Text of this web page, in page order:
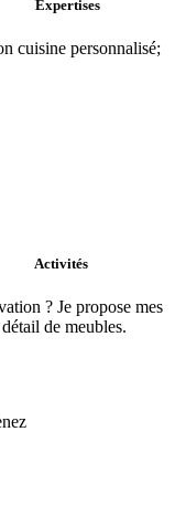
Expertises
cuisine personnalisé;
Activités
? Je propose mes
de meubles.